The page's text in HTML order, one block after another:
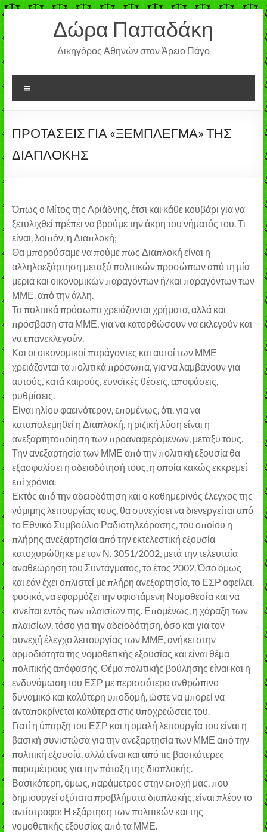
Μετάβαση
περιεχόμενοΔώρα Παπαδάκη
Δικηγόρος Αθηνών στον Άρειο Πάγο
ΠΡΟΤΑΣΕΙΣ ΓΙΑ «ΞΕΜΠΛΕΓΜΑ» ΤΗΣ
ΔΙΑΠΛΟΚΗΣ
Όπως ο Μίτος της Αριάδνης, έτσι και κάθε κουβάρι για να
ξετυλιχθεί πρέπει να βρούμε την άκρη του νήματός του. Τι
είναι, λοιπόν, η Διαπλοκή;
Θα μπορούσαμε να πούμε πως Διαπλοκή είναι η
αλληλοεξάρτηση μεταξύ πολιτικών προσώπων από τη μία
μεριά και οικονομικών παραγόντων ή/και παραγόντων των
ΜΜΕ, από την άλλη.
Τα πολιτικά πρόσωπα χρειάζονται χρήματα, αλλά και
πρόσβαση στα ΜΜΕ, για να κατορθώσουν να εκλεγούν και
να επανεκλεγούν.
Και οι οικονομικοί παράγοντες και αυτοί των ΜΜΕ
χρειάζονται τα πολιτικά πρόσωπα, για να λαμβάνουν για
αυτούς, κατά καιρούς, ευνοϊκές θέσεις, αποφάσεις,
ρυθμίσεις.
Είναι ηλίου φαεινότερον, επομένως, ότι, για να
καταπολεμηθεί η Διαπλοκή, η ριζική λύση είναι η
ανεξαρτητοποίηση των προαναφερόμενων, μεταξύ τους.
Την ανεξαρτησία των ΜΜΕ από την πολιτική εξουσία θα
εξασφαλίσει η αδειοδότησή τους, η οποία κακώς εκκρεμεί
επί χρόνια.
Εκτός από την αδειοδότηση και ο καθημερινός έλεγχος της
νόμιμης λειτουργίας τους, θα συνεχίσει να διενεργείται από
το Εθνικό Συμβούλιο Ραδιοτηλεόρασης, του οποίου η
πλήρης ανεξαρτησία από την εκτελεστική εξουσία
κατοχυρώθηκε με τον Ν. 3051/2002, μετά την τελευταία
αναθεώρηση του Συντάγματος, το έτος 2002. Όσο όμως
και εάν έχει οπλιστεί με πλήρη ανεξαρτησία, το ΕΣΡ οφείλει,
φυσικά, να εφαρμόζει την υφιστάμενη Νομοθεσία και να
κινείται εντός των πλαισίων της. Επομένως, η χάραξη των
πλαισίων, τόσο για την αδειοδότηση, όσο και για τον
συνεχή έλεγχο λειτουργίας των ΜΜΕ, ανήκει στην
αρμοδιότητα της νομοθετικής εξουσίας και είναι θέμα
πολιτικής απόφασης. Θέμα πολιτικής βούλησης είναι και η
ενδυνάμωση του ΕΣΡ με περισσότερο ανθρώπινο
δυναμικό και καλύτερη υποδομή, ώστε να μπορεί να
ανταποκρίνεται καλύτερα στις υποχρεώσεις του.
Γιατί η ύπαρξη του ΕΣΡ και η ομαλή λειτουργία του είναι η
βασική συνιστώσα για την ανεξαρτησία των ΜΜΕ από την
πολιτική εξουσία, αλλά είναι και από τις βασικότερες
παραμέτρους για την πάταξη της διαπλοκής.
Βασικότερη, όμως, παράμετρος στην εποχή μας, που
δημιουργεί οξύτατα προβλήματα διαπλοκής, είναι πλέον το
αντίστροφο: Η εξάρτηση των πολιτικών και της
νομοθετικής εξουσίας από τα ΜΜΕ.